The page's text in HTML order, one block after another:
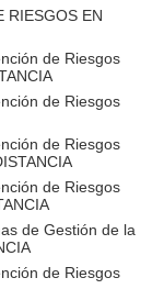
RIESGOS EN
de Riesgos
de Riesgos
de Riesgos
de Riesgos
de Gestión de la
de Riesgos